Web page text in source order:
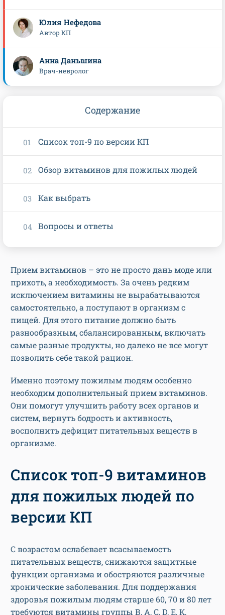
Прием витаминов – это не просто дань моде или
прихоть, а необходимость. За очень редким
исключением витамины не вырабатываются
самостоятельно, а поступают в организм с
пищей. Для этого питание должно быть
разнообразным, сбалансированным, включать
самые разные продукты, но далеко не все могут
позволить себе такой рацион.
Именно поэтому пожилым людям особенно
необходим дополнительный прием витаминов.
Они помогут улучшить работу всех органов и
систем, вернуть бодрость и активность,
восполнить дефицит питательных веществ в
организме.
Список топ-9 витаминов
для пожилых людей по
версии КП
С возрастом ослабевает всасываемость
питательных веществ, снижаются защитные
функции организма и обостряются различные
хронические заболевания. Для поддержания
здоровья пожилым людям старше 60, 70 и 80 лет
требуются витамины группы В, А, С, D, Е, К,
Юлия Нефедова
Автор КП
Анна Даньшина
Врач-невролог
Содержание
Список топ-9 по версии КП
Обзор витаминов для пожилых людей
Как выбрать
Вопросы и ответы